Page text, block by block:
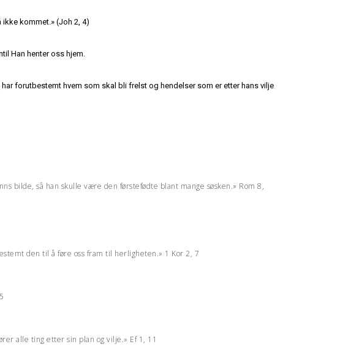
kommet.» (Joh 2, 4)
Han henter oss hjem.
forutbestemt hvem som skal bli frelst og hendelser som er etter hans vilje
bilde, så han skulle være den førstefødte blant mange søsken.» Rom 8,
den til å føre oss fram til herligheten.» 1 Kor 2, 7
alle ting etter sin plan og vilje.» Ef 1, 11